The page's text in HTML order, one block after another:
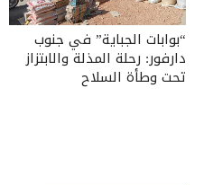
“بوابات الجباية” في جنوب
دارفور: رحلة المذلة والابتزاز
تحت وطأة السلاح